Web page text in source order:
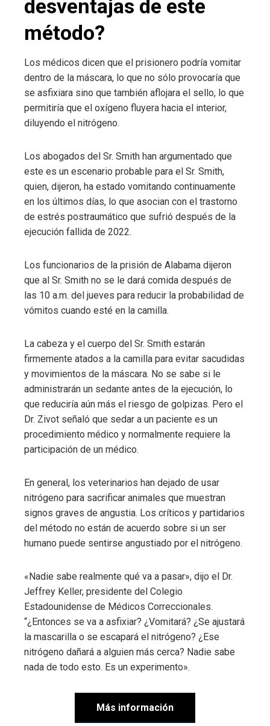
desventajas de este
método?
Los médicos dicen que el prisionero podría vomitar
dentro de la máscara, lo que no sólo provocaría que
se asfixiara sino que también aflojara el sello, lo que
permitiría que el oxígeno fluyera hacia el interior,
diluyendo el nitrógeno.
Los abogados del Sr. Smith han argumentado que
este es un escenario probable para el Sr. Smith,
quien, dijeron, ha estado vomitando continuamente
en los últimos días, lo que asocian con el trastorno
de estrés postraumático que sufrió después de la
ejecución fallida de 2022.
Los funcionarios de la prisión de Alabama dijeron
que al Sr. Smith no se le dará comida después de
las 10 a.m. del jueves para reducir la probabilidad de
vómitos cuando esté en la camilla.
La cabeza y el cuerpo del Sr. Smith estarán
firmemente atados a la camilla para evitar sacudidas
y movimientos de la máscara. No se sabe si le
administrarán un sedante antes de la ejecución, lo
que reduciría aún más el riesgo de golpizas. Pero el
Dr. Zivot señaló que sedar a un paciente es un
procedimiento médico y normalmente requiere la
participación de un médico.
En general, los veterinarios han dejado de usar
nitrógeno para sacrificar animales que muestran
signos graves de angustia. Los críticos y partidarios
del método no están de acuerdo sobre si un ser
humano puede sentirse angustiado por el nitrógeno.
«Nadie sabe realmente qué va a pasar», dijo el Dr.
Jeffrey Keller, presidente del Colegio
Estadounidense de Médicos Correccionales.
“¿Entonces se va a asfixiar? ¿Vomitará? ¿Se ajustará
la mascarilla o se escapará el nitrógeno? ¿Ese
nitrógeno dañará a alguien más cerca? Nadie sabe
nada de todo esto. Es un experimento».
Más información